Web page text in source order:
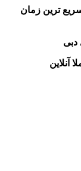
ترین زمان
دبی
آنلاین